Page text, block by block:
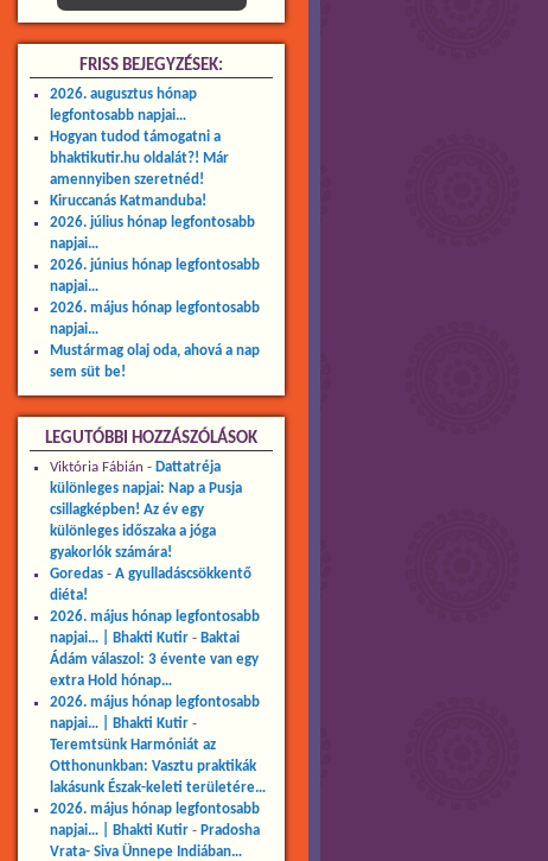
FRISS BEJEGYZÉSEK:
2026. augusztus hónap
legfontosabb napjai…
Hogyan tudod támogatni a
bhaktikutir.hu oldalát?! Már
amennyiben szeretnéd!
Kiruccanás Katmanduba!
2026. július hónap legfontosabb
napjai…
2026. június hónap legfontosabb
napjai…
2026. május hónap legfontosabb
napjai…
Mustármag olaj oda, ahová a nap
sem süt be!
LEGUTÓBBI HOZZÁSZÓLÁSOK
Viktória Fábián - Dattatréja
különleges napjai: Nap a Pusja
csillagképben! Az év egy
különleges időszaka a jóga
gyakorlók számára!
Goredas- A gyulladáscsökkentő
diéta!
2026. május hónap legfontosabb
napjai… | Bhakti Kutir- Baktai
Ádám válaszol: 3 évente van egy
extra Hold hónap…
2026. május hónap legfontosabb
napjai… | Bhakti Kutir-
Teremtsünk Harmóniát az
Otthonunkban: Vasztu praktikák
lakásunk Észak-keleti területére…
2026. május hónap legfontosabb
napjai… | Bhakti Kutir- Pradosha
Vrata- Siva Ünnepe Indiában…